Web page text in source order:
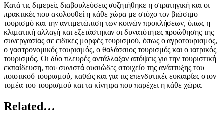
Κατά τις διμερείς διαβουλεύσεις συζητήθηκε η στρατηγική και οι
πρακτικές που ακολουθεί η κάθε χώρα με στόχο τον βιώσιμο
τουρισμό και την αντιμετώπιση των κοινών προκλήσεων, όπως η
κλιματική αλλαγή και εξετάστηκαν οι δυνατότητες προώθησης της
συνεργασίας σε ειδικές μορφές τουρισμού, όπως ο αγροτουρισμός,
ο γαστρονομικός τουρισμός, ο θαλάσσιος τουρισμός και ο ιατρικός
τουρισμός. Οι δύο πλευρές αντάλλαξαν απόψεις για την τουριστική
εκπαίδευση, που συνιστά ουσιώδες στοιχείο της ανάπτυξης του
ποιοτικού τουρισμού, καθώς και για τις επενδυτικές ευκαιρίες στον
τομέα του τουρισμού και τα κίνητρα που παρέχει η κάθε χώρα.
Related…